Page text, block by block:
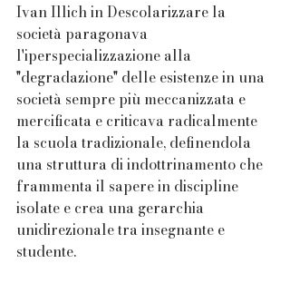
Ivan Illich in Descolarizzare la
società paragonava
l'iperspecializzazione alla
"degradazione" delle esistenze in una
società sempre più meccanizzata e
mercificata e criticava radicalmente
la scuola tradizionale, definendola
una struttura di indottrinamento che
frammenta il sapere in discipline
isolate e crea una gerarchia
unidirezionale tra insegnante e
studente.